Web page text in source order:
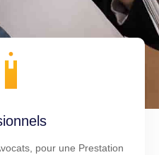
pour une Prestation